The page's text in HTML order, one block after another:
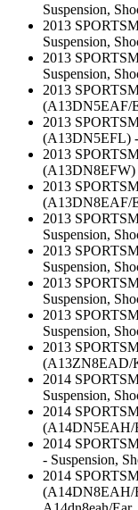
Suspension,
2013
Suspension,
2013
Suspension,
2013
(A13DN5EAF/
2013
(A13DN5EFL) -
2013
(A13DN8EFW)
2013
(A13DN8EAF/
2013
Suspension,
2013
Suspension,
2013
Suspension,
2013
Suspension,
2013
(A13ZN8EAD/
2014
Suspension,
2014
(A14DN5EAH/
2014
- Suspension,
2014
(A14DN8EAH/